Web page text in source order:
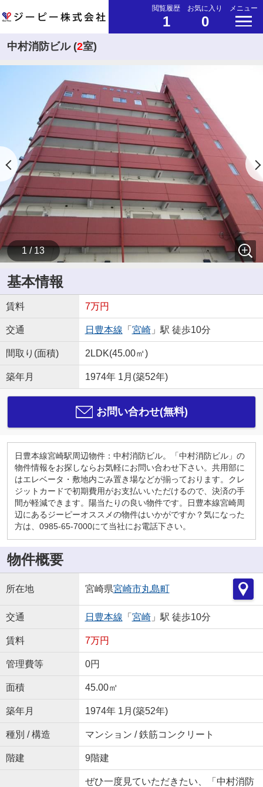
閲覧履歴
1
お気に入り
0
メニュー
中村消防ビル (2室)
1 / 13
基本情報
賃料 7万円
交通 日豊本線 「 宮崎」駅 徒歩10分
間取り(面積) 2LDK(45.00㎡)
築年月 1974年 1月(築52年)
お問い合わせ(無料)
日豊本線宮崎駅周辺物件：中村消防ビル。「中村消防ビル」の
物件情報をお探しならお気軽にお問い合わせ下さい。共用部に
はエレベータ・敷地内ごみ置き場などが揃っております。クレ
ジットカードで初期費用がお支払いいただけるので、決済の手
間が軽減できます。陽当たりの良い物件です。日豊本線宮崎周
辺にあるジーピーオススメの物件はいかがですか？気になった
方は、0985-65-7000にて当社にお電話下さい。
物件概要
所在地 宮崎県宮崎市丸島町
交通 日豊本線 「 宮崎」駅 徒歩10分
賃料 7万円
管理費等 0円
面積 45.00㎡
築年月 1974年 1月(築52年)
種別 / 構造 マンション / 鉄筋コンクリート
階建 9階建
ぜひ一度見ていただきたい、「中村消防